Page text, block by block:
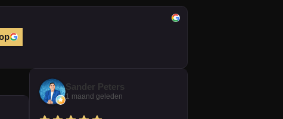
Sander Peters
1 maand geleden